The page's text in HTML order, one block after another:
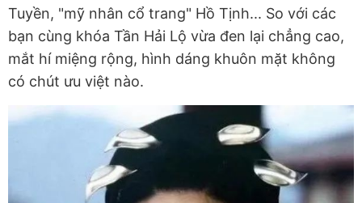
Tuyền, "mỹ nhân cổ trang" Hồ Tịnh... So với các
bạn cùng khóa Tần Hải Lộ vừa đen lại chẳng cao,
mắt hí miệng rộng, hình dáng khuôn mặt không
có chút ưu việt nào.